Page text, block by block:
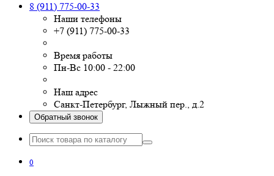
8 (911) 775-00-33
Наши телефоны
+7 (911) 775-00-33
Время работы
Пн-Вс 10:00 - 22:00
Наш адрес
Санкт-Петербург, Лыжный пер., д.2
Обратный звонок
0